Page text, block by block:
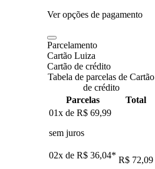
Ver opções de pagamento
Parcelamento
Cartão Luiza
Cartão de crédito
Tabela de parcelas de Cartão
de crédito
Parcelas
Total
01x de R$ 69,99
sem juros
02x de R$ 36,04* R$ 72,09